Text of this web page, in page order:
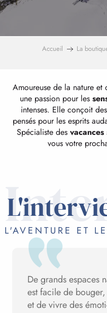
Accueil La
Amoureuse de la nature et
une passion pour les
intenses. Elle conçoit
pensés pour les esprits
Spécialiste des vacances
vous votre
L'AVENTURE ET
De grands espaces
est facile de
et de vivre des